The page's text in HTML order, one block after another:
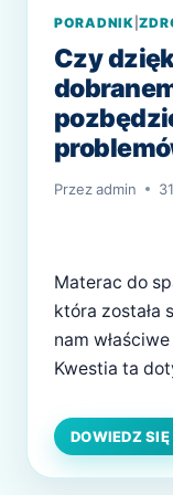
PORADNIK |
Czy
Przezadmin
Materac do
która została
nam
Kwestia ta
rynku
materace
polecane
DOWIEDZ